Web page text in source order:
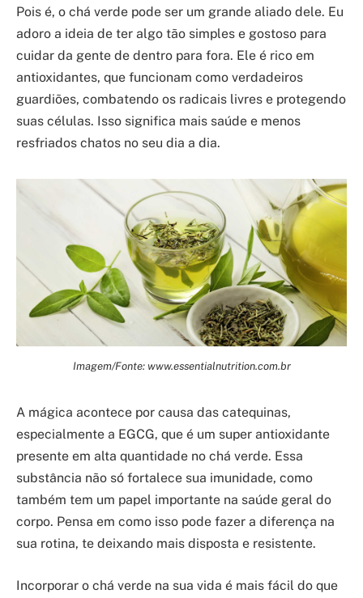
Pois é, o chá verde pode ser um grande aliado dele. Eu
adoro a ideia de ter algo tão simples e gostoso para
cuidar da gente de dentro para fora. Ele é rico em
antioxidantes, que funcionam como verdadeiros
guardiões, combatendo os radicais livres e protegendo
suas células. Isso significa mais saúde e menos
resfriados chatos no seu dia a dia.
Imagem/Fonte: www.essentialnutrition.com.br
A mágica acontece por causa das catequinas,
especialmente a EGCG, que é um super antioxidante
presente em alta quantidade no chá verde. Essa
substância não só fortalece sua imunidade, como
também tem um papel importante na saúde geral do
corpo. Pensa em como isso pode fazer a diferença na
sua rotina, te deixando mais disposta e resistente.
Incorporar o chá verde na sua vida é mais fácil do que